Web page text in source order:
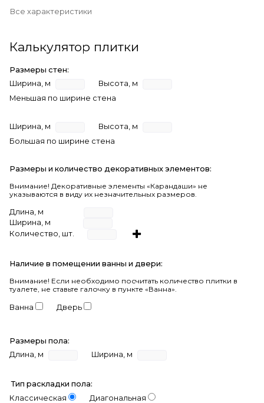
Все характеристики
Калькулятор плитки
Размеры стен:
Ширина, м
Высота, м
Меньшая по ширине стена
Ширина, м
Высота, м
Большая по ширине стена
Размеры и количество декоративных элементов:
Внимание! Декоративные элементы «Карандаши» не
указываются в виду их незначительных размеров.
Длина, м
Ширина, м
Количество, шт.
Наличие в помещении ванны и двери:
Внимание! Если необходимо посчитать количество плитки в
туалете, не ставьте галочку в пункте «Ванна».
Ванна Дверь
Размеры пола:
Длина, м
Ширина, м
Тип раскладки пола:
Классическая
Диагональная